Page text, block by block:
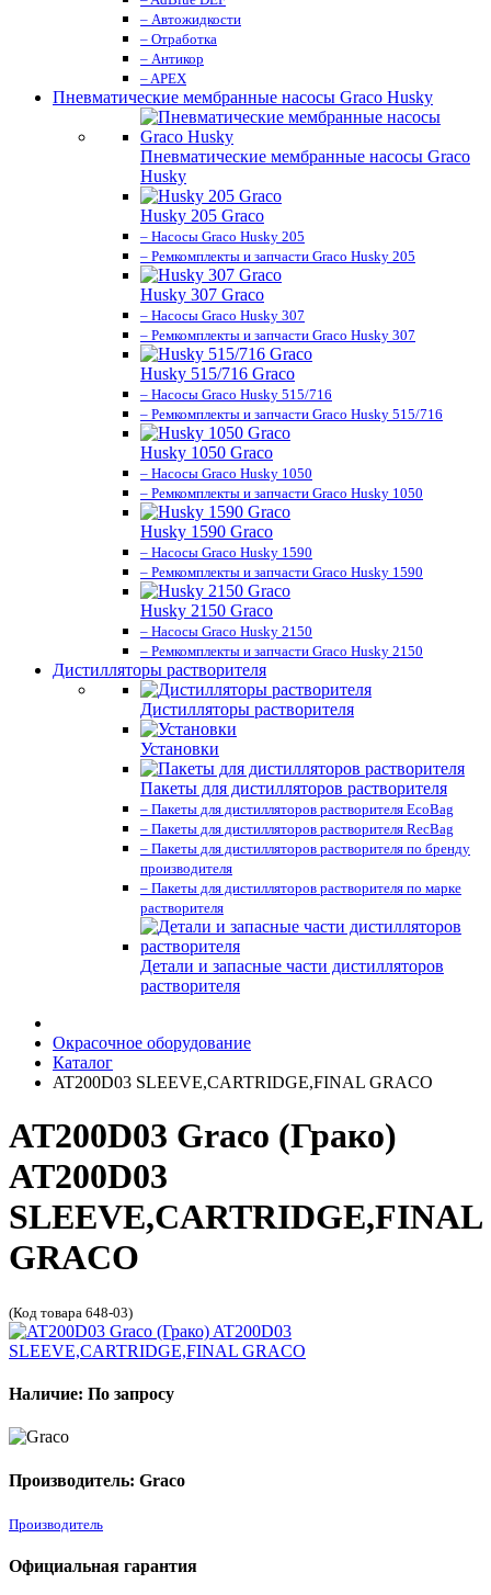
– Автожидкости
– Отработка
– Антикор
– APEX
Пневматические мембранные насосы Graco Husky
Пневматические мембранные насосы Graco
Husky
Husky 205 Graco
– Насосы Graco Husky 205
– Ремкомплекты и запчасти Graco Husky 205
Husky 307 Graco
– Насосы Graco Husky 307
– Ремкомплекты и запчасти Graco Husky 307
Husky 515/716 Graco
– Насосы Graco Husky 515/716
– Ремкомплекты и запчасти Graco Husky 515/716
Husky 1050 Graco
– Насосы Graco Husky 1050
– Ремкомплекты и запчасти Graco Husky 1050
Husky 1590 Graco
– Насосы Graco Husky 1590
– Ремкомплекты и запчасти Graco Husky 1590
Husky 2150 Graco
– Насосы Graco Husky 2150
– Ремкомплекты и запчасти Graco Husky 2150
Дистилляторы растворителя
Дистилляторы растворителя
Установки
Пакеты для дистилляторов растворителя
– Пакеты для дистилляторов растворителя EcoBag
– Пакеты для дистилляторов растворителя RecBag
– Пакеты для дистилляторов растворителя по бренду
производителя
– Пакеты для дистилляторов растворителя по марке
растворителя
Детали и запасные части дистилляторов
растворителя
Окрасочное оборудование
Каталог
AT200D03 SLEEVE,CARTRIDGE,FINAL GRACO
AT200D03 Graco (Грако)
AT200D03
SLEEVE,CARTRIDGE,FINAL
GRACO
(Код товара 648-03)
Наличие: По запросу
Производитель: Graco
Производитель
Официальная гарантия